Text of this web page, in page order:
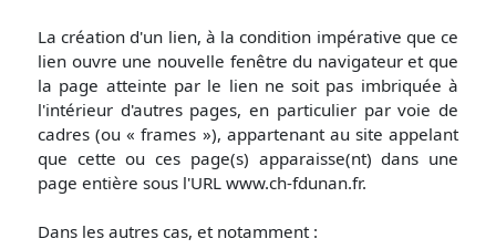
La création d'un lien, à la condition impérative que ce
lien ouvre une nouvelle fenêtre du navigateur et que
la page atteinte par le lien ne soit pas imbriquée à
l'intérieur d'autres pages, en particulier par voie de
cadres (ou « frames »), appartenant au site appelant
que cette ou ces page(s) apparaisse(nt) dans une
page entière sous l'URL www.ch-fdunan.fr.
Dans les autres cas, et notamment :